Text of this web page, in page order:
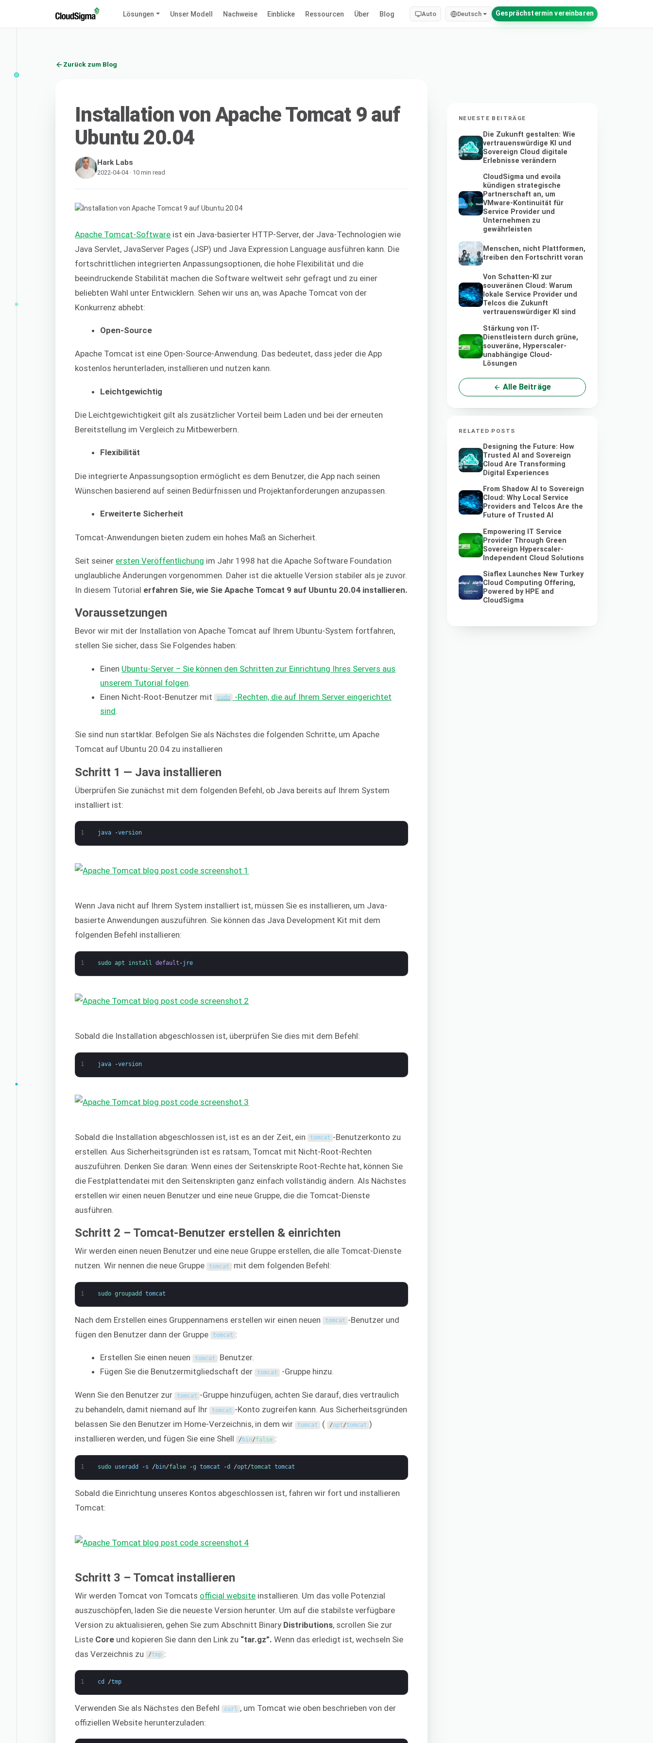
Lösungen Unser Modell Nachweise Einblicke Ressourcen Über Blog Auto Deutsch Gesprächstermin vereinbaren
Zurück zum Blog
Installation von Apache Tomcat 9 auf
Ubuntu 20.04
Hark Labs
2022-04-04 · 10 min read
Apache Tomcat-Software ist ein Java-basierter HTTP-Server, der Java-Technologien wie
Java Servlet, JavaServer Pages (JSP) und Java Expression Language ausführen kann. Die
fortschrittlichen integrierten Anpassungsoptionen, die hohe Flexibilität und die
beeindruckende Stabilität machen die Software weltweit sehr gefragt und zu einer
beliebten Wahl unter Entwicklern. Sehen wir uns an, was Apache Tomcat von der
Konkurrenz abhebt:
Open-Source
Apache Tomcat ist eine Open-Source-Anwendung. Das bedeutet, dass jeder die App
kostenlos herunterladen, installieren und nutzen kann.
Leichtgewichtig
Die Leichtgewichtigkeit gilt als zusätzlicher Vorteil beim Laden und bei der erneuten
Bereitstellung im Vergleich zu Mitbewerbern.
Flexibilität
Die integrierte Anpassungsoption ermöglicht es dem Benutzer, die App nach seinen
Wünschen basierend auf seinen Bedürfnissen und Projektanforderungen anzupassen.
Erweiterte Sicherheit
Tomcat-Anwendungen bieten zudem ein hohes Maß an Sicherheit.
Seit seiner ersten Veröffentlichung im Jahr 1998 hat die Apache Software Foundation
unglaubliche Änderungen vorgenommen. Daher ist die aktuelle Version stabiler als je zuvor.
In diesem Tutorial erfahren Sie, wie Sie Apache Tomcat 9 auf Ubuntu 20.04 installieren.
Voraussetzungen
Bevor wir mit der Installation von Apache Tomcat auf Ihrem Ubuntu-System fortfahren,
stellen Sie sicher, dass Sie Folgendes haben:
Einen Ubuntu-Server – Sie können den Schritten zur Einrichtung Ihres Servers aus
unserem Tutorial folgen
Einen Nicht-Root-Benutzer mit sudo
-Rechten, die auf Ihrem Server eingerichtet
sind
Sie sind nun startklar. Befolgen Sie als Nächstes die folgenden Schritte, um Apache
Tomcat auf Ubuntu 20.04 zu installieren
Schritt 1 — Java installieren
Überprüfen Sie zunächst mit dem folgenden Befehl, ob Java bereits auf Ihrem System
installiert ist:
1 java -version
Wenn Java nicht auf Ihrem System installiert ist, müssen Sie es installieren, um Java-
basierte Anwendungen auszuführen. Sie können das Java Development Kit mit dem
folgenden Befehl installieren:
1 sudo apt install default -jre
Sobald die Installation abgeschlossen ist, überprüfen Sie dies mit dem Befehl:
1 java -version
Sobald die Installation abgeschlossen ist, ist es an der Zeit, ein tomcat -Benutzerkonto zu
erstellen. Aus Sicherheitsgründen ist es ratsam, Tomcat mit Nicht-Root-Rechten
auszuführen. Denken Sie daran: Wenn eines der Seitenskripte Root-Rechte hat, können Sie
die Festplattendatei mit den Seitenskripten ganz einfach vollständig ändern. Als Nächstes
erstellen wir einen neuen Benutzer und eine neue Gruppe, die die Tomcat-Dienste
ausführen.
Schritt 2 – Tomcat-Benutzer erstellen & einrichten
Wir werden einen neuen Benutzer und eine neue Gruppe erstellen, die alle Tomcat-Dienste
nutzen. Wir nennen die neue Gruppe tomcat mit dem folgenden Befehl:
1 sudo groupadd tomcat
Nach dem Erstellen eines Gruppennamens erstellen wir einen neuen tomcat -Benutzer und
fügen den Benutzer dann der Gruppe tomcat :
Erstellen Sie einen neuen tomcat Benutzer.
Fügen Sie die Benutzermitgliedschaft der tomcat -Gruppe hinzu.
Wenn Sie den Benutzer zur tomcat -Gruppe hinzufügen, achten Sie darauf, dies vertraulich
zu behandeln, damit niemand auf Ihr tomcat -Konto zugreifen kann. Aus Sicherheitsgründen
belassen Sie den Benutzer im Home-Verzeichnis, in dem wir tomcat ( /opt/tomcat )
installieren werden, und fügen Sie eine Shell / bin/false :
1 sudo useradd -s / bin/false -g tomcat -d /opt/tomcat tomcat
Sobald die Einrichtung unseres Kontos abgeschlossen ist, fahren wir fort und installieren
Tomcat:
Schritt 3 – Tomcat installieren
Wir werden Tomcat von Tomcats official website installieren. Um das volle Potenzial
auszuschöpfen, laden Sie die neueste Version herunter. Um auf die stabilste verfügbare
Version zu aktualisieren, gehen Sie zum Abschnitt Binary Distributions, scrollen Sie zur
Liste Core und kopieren Sie dann den Link zu “tar.gz”. Wenn das erledigt ist, wechseln Sie
das Verzeichnis zu /tmp :
1 cd /tmp
Verwenden Sie als Nächstes den Befehl curl , um Tomcat wie oben beschrieben von der
offiziellen Website herunterzuladen:
NEUESTE BEITRÄGE
Die Zukunft gestalten: Wie
vertrauenswürdige KI und
Sovereign Cloud digitale
Erlebnisse verändern
CloudSigma und evoila
kündigen strategische
Partnerschaft an, um
VMware-Kontinuität für
Service Provider und
Unternehmen zu
gewährleisten
Menschen, nicht Plattformen,
treiben den Fortschritt voran
Von Schatten-KI zur
souveränen Cloud: Warum
lokale Service Provider und
Telcos die Zukunft
vertrauenswürdiger KI sind
Stärkung von IT-
Dienstleistern durch grüne,
souveräne, Hyperscaler-
unabhängige Cloud-
Lösungen
Alle Beiträge
RELATED POSTS
Designing the Future: How
Trusted AI and Sovereign
Cloud Are Transforming
Digital Experiences
From Shadow AI to Sovereign
Cloud: Why Local Service
Providers and Telcos Are the
Future of Trusted AI
Empowering IT Service
Provider Through Green
Sovereign Hyperscaler-
Independent Cloud Solutions
Siaflex Launches New Turkey
Cloud Computing Offering,
Powered by HPE and
CloudSigma